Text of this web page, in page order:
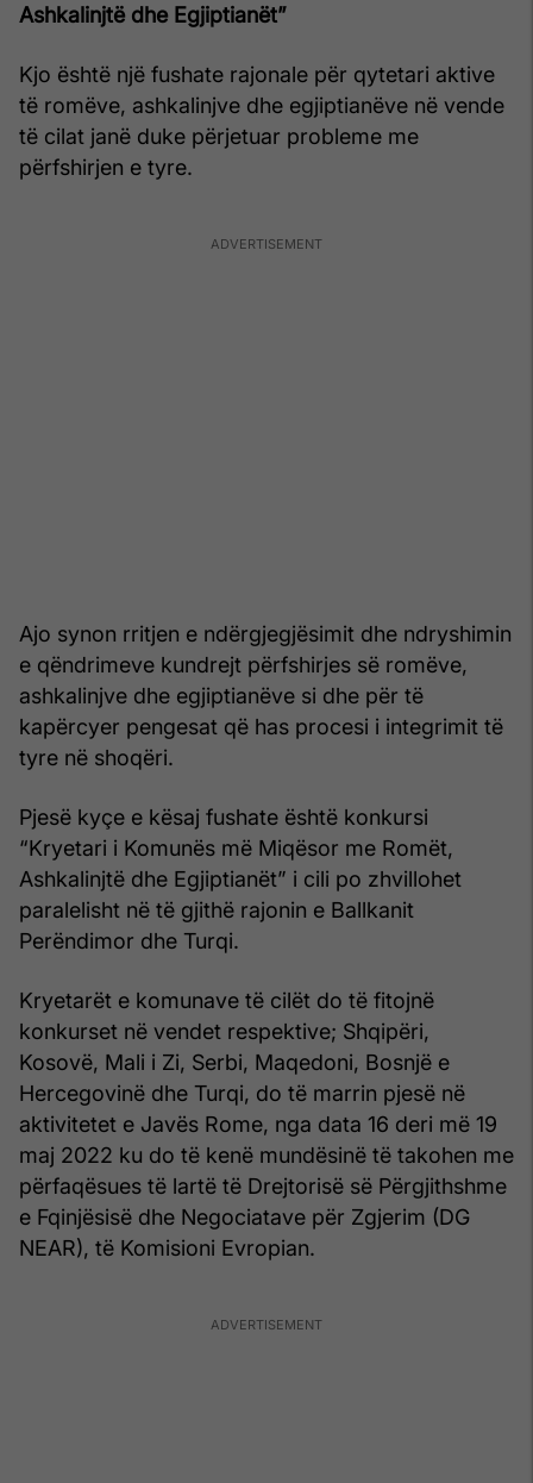
Ashkalinjtë dhe Egjiptianët”
Kjo është një fushate rajonale për qytetari aktive
të romëve, ashkalinjve dhe egjiptianëve në vende
të cilat janë duke përjetuar probleme me
përfshirjen e tyre.
Ajo synon rritjen e ndërgjegjësimit dhe ndryshimin
e qëndrimeve kundrejt përfshirjes së romëve,
ashkalinjve dhe egjiptianëve si dhe për të
kapërcyer pengesat që has procesi i integrimit të
tyre në shoqëri.
Pjesë kyçe e kësaj fushate është konkursi
“Kryetari i Komunës më Miqësor me Romët,
Ashkalinjtë dhe Egjiptianët” i cili po zhvillohet
paralelisht në të gjithë rajonin e Ballkanit
Perëndimor dhe Turqi.
Kryetarët e komunave të cilët do të fitojnë
konkurset në vendet respektive; Shqipëri,
Kosovë, Mali i Zi, Serbi, Maqedoni, Bosnjë e
Hercegovinë dhe Turqi, do të marrin pjesë në
aktivitetet e Javës Rome, nga data 16 deri më 19
maj 2022 ku do të kenë mundësinë të takohen me
përfaqësues të lartë të Drejtorisë së Përgjithshme
e Fqinjësisë dhe Negociatave për Zgjerim (DG
NEAR), të Komisioni Evropian.